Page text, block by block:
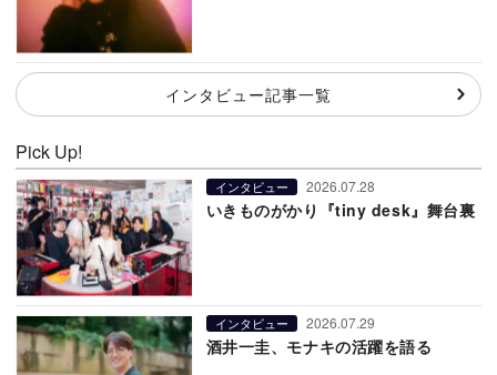
インタビュー記事一覧
Pick Up!
インタビュー 2026.07.28
いきものがかり『tiny desk』舞台裏
インタビュー 2026.07.29
酒井一圭、モナキの活躍を語る